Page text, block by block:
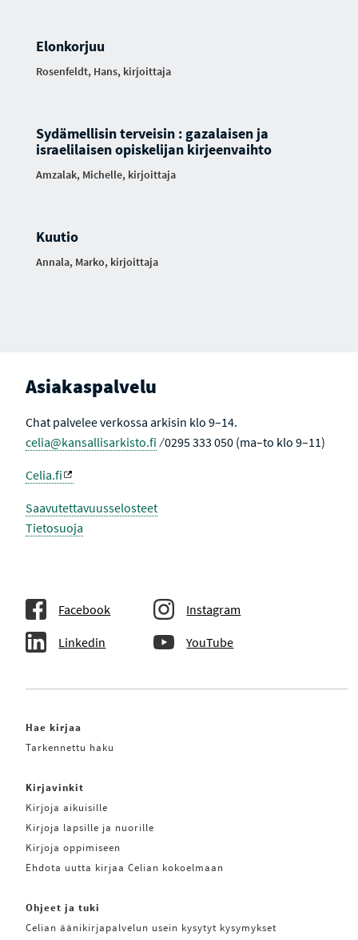
Elonkorjuu
Rosenfeldt, Hans, kirjoittaja
Sydämellisin terveisin : gazalaisen ja
israelilaisen opiskelijan kirjeenvaihto
Amzalak, Michelle, kirjoittaja
Kuutio
Annala, Marko, kirjoittaja
Asiakaspalvelu
Chat palvelee verkossa arkisin klo 9–14.
celia@kansallisarkisto.fi ⁄ 0295 333 050 (ma–to klo 9–11)
Celia.fi
Saavutettavuusselosteet
Tietosuoja
Facebook Instagram
Linkedin YouTube
Hae kirjaa
Tarkennettu haku
Kirjavinkit
Kirjoja aikuisille
Kirjoja lapsille ja nuorille
Kirjoja oppimiseen
Ehdota uutta kirjaa Celian kokoelmaan
Ohjeet ja tuki
Celian äänikirjapalvelun usein kysytyt kysymykset